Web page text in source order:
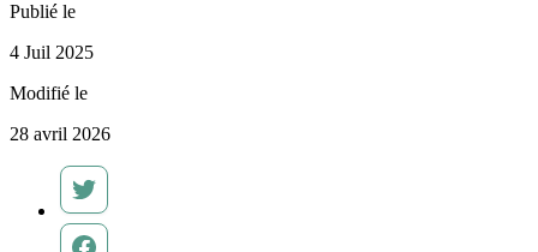
Publié le
4 Juil 2025
Modifié le
28 avril 2026